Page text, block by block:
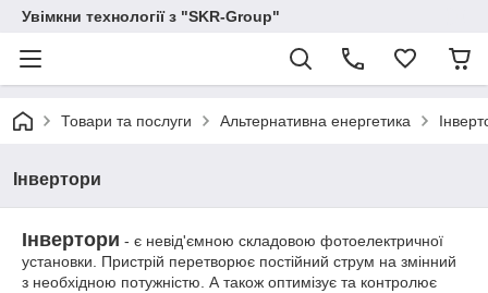
Увімкни технології з "SKR-Group"
Товари та послуги Альтернативна енергетика
Інвертори
Інвертори - є невід'ємною складовою фотоелектричної
установки. Пристрій перетворює постійний струм на змінний
з необхідною потужністю. А також оптимізує та контролює